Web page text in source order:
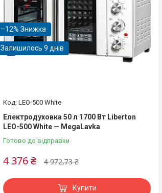
–12%
Залишилось 9 днів
LEO-500 White
Електродуховка 50 л 1700 Вт Liberton
LEO-500 White — MegaLavka
Готово до відправки
4 972,73 ₴
4 376 ₴
Купити